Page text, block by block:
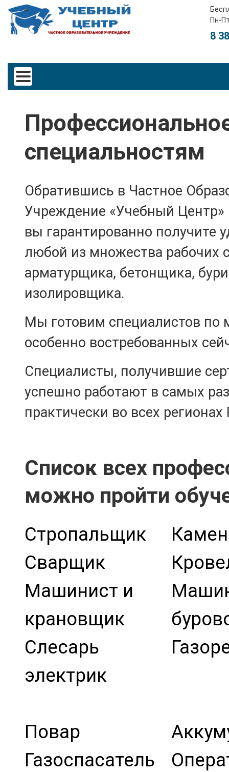
Пн-
8
специальностям
Обратившись в Частное
Учреждение «Учебный Центр»
вы гарантированно получите
любой из множества рабочих
арматурщика, бетонщика,
изолировщика.
Мы готовим специалистов
особенно востребованных
Специалисты, получившие
успешно работают в самых
практически во всех регионах
Список всех
можно пройти
Стропальщик
Сварщик
Машинист и
крановщик
Слесарь
электрик
Повар
Газоспасатель